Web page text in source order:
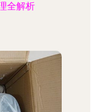
全解析